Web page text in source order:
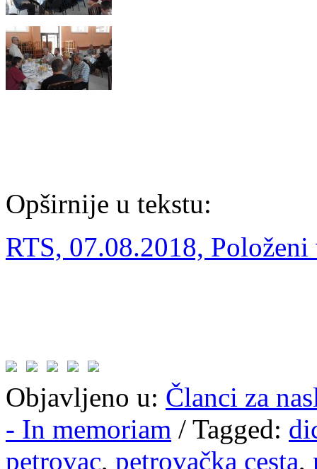
Opširnije u tekstu:
RTS, 07.08.2018,
Objavljeno u: Članci za
- In memoriam / Tagged:
petrovac, petrovačka cesta,